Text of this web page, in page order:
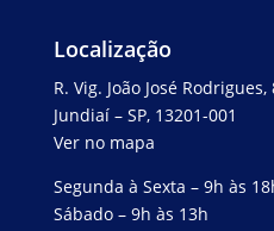
Localização
R. Vig. João José
Jundiaí – SP, 13201-001
Ver no mapa
Segunda à Sexta – 9h às
Sábado – 9h às 13h